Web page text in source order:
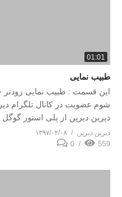
01:01
طبیب نمایی
این قسمت : طبیب نمایی زودتر
شوم عضویت در کانال تلگرام
دیرین دیرین از پلی استور گوگل
دیرین دیرین
۱۳۹۷/۰۲/۰۸
559
0